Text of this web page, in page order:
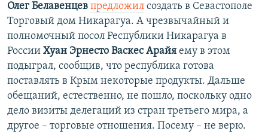
Олег Белавенцев предложил создать в Севастополе
Торговый дом Никарагуа. А чрезвычайный и
полномочный посол Республики Никарагуа в
России Хуан Эрнесто Васкес Арайя ему в этом
подыграл, сообщив, что республика готова
поставлять в Крым некоторые продукты. Дальше
обещаний, естественно, не пошло, поскольку одно
дело визиты делегаций из стран третьего мира, а
другое – торговые отношения. Посему – не верю.